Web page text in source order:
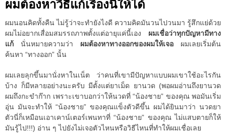
ผมต้องหาวิธีแก้เรื่องนี้ให้ได้
ผมนอนคิดทั้งคืน ไม่รู้ว่าจะทำยังไงดี ความคิดมันวนไปวนมา รู้สึกแย่ด้วย
ผมไม่อยากเสื่อมสมรรถภาพตั้งแต่อายุแค่นี้เอง ผมเชื่อว่าทุกปัญหามีทาง
แก้ นั่นหมายความว่า ผมต้องหาทางออกของผมให้เจอ ผมเลยเริ่มต้น
ค้นหา “ทางออก” นั้น
ผมเลยลุกขึ้นมานั่งหาในเน็ต ว่าคนที่เขามีปัญหาแบบผมเขาใช้อะไรกัน
บ้าง ก็มีหลายอย่างนะครับ มีตั้งแต่ยาเม็ด ยานวด (พอผมอ่านถึงยานวด
ผมถึงกะขำก๊าก เพราะเขาบอกว่าให้นวดที่ “น้องชาย” ของคุณ พอมันเริ่ม
อุ่น มันจะทำให้ “น้องชาย” ของคุณแข็งตัวดีขึ้น ผมได้ยินมาว่า นวดยา
ตัวนี่ก็เหมือนเอาเคาน์เตอร์เพนทาที่ “น้องชาย” ของคุณ ไม่แสบตายก็ให้
มันรู้ไป!!!) อ่าน ๆ ไปยังไม่เจอตัวไหนหรือวิธีไหนที่ทำให้ผมเชื่อเลย